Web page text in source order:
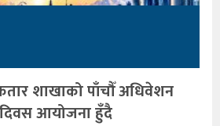
शाखाको पाँचौँ अधिवेशन
आयोजना हुँदै